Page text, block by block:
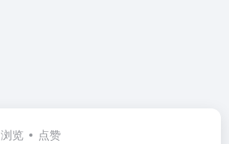
浏览 点赞